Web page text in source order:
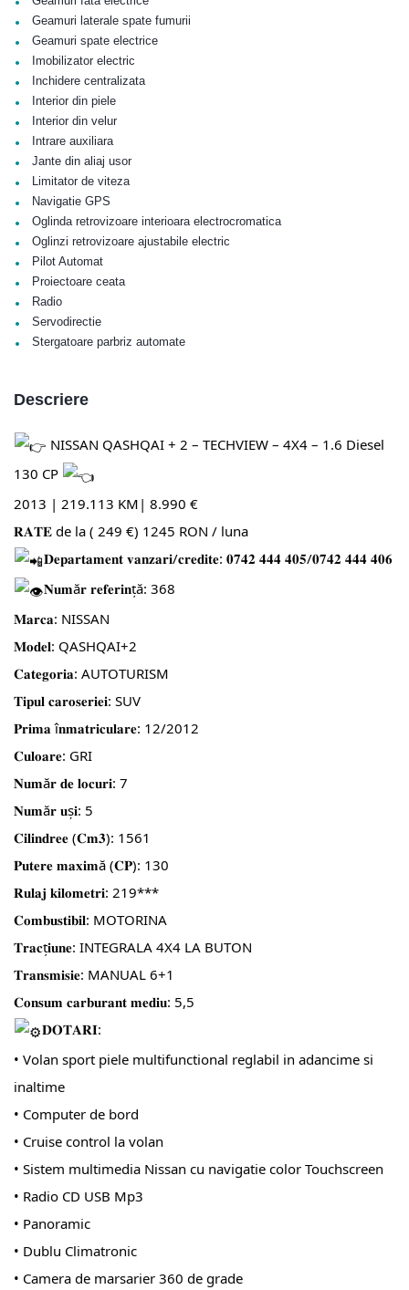
• Geamuri laterale spate fumurii
• Geamuri spate electrice
• Imobilizator electric
• Inchidere centralizata
• Interior din piele
• Interior din velur
• Intrare auxiliara
• Jante din aliaj usor
• Limitator de viteza
• Navigatie GPS
• Oglinda retrovizoare interioara electrocromatica
• Oglinzi retrovizoare ajustabile electric
• Pilot Automat
• Proiectoare ceata
• Radio
• Servodirectie
• Stergatoare parbriz automate
Descriere
NISSAN QASHQAI + 2 – TECHVIEW – 4X4 – 1.6 Diesel
130 CP
2013 | 219.113 KM| 8.990 €
𝐑𝐀𝐓𝐄 de la ( 249 €) 1245 RON / luna
𝐃𝐞𝐩𝐚𝐫𝐭𝐚𝐦𝐞𝐧𝐭 𝐯𝐚𝐧𝐳𝐚𝐫𝐢/𝐜𝐫𝐞𝐝𝐢𝐭𝐞: 𝟎𝟕𝟒𝟐 𝟒𝟒𝟒 𝟒𝟎𝟓/𝟎𝟕𝟒𝟐 𝟒𝟒𝟒 𝟒𝟎𝟔
𝐍𝐮𝐦ă𝐫 𝐫𝐞𝐟𝐞𝐫𝐢𝐧ță: 368
𝐌𝐚𝐫𝐜𝐚: NISSAN
𝐌𝐨𝐝𝐞𝐥: QASHQAI+2
𝐂𝐚𝐭𝐞𝐠𝐨𝐫𝐢𝐚: AUTOTURISM
𝐓𝐢𝐩𝐮𝐥 𝐜𝐚𝐫𝐨𝐬𝐞𝐫𝐢𝐞𝐢: SUV
𝐏𝐫𝐢𝐦𝐚 î𝐧𝐦𝐚𝐭𝐫𝐢𝐜𝐮𝐥𝐚𝐫𝐞: 12/2012
𝐂𝐮𝐥𝐨𝐚𝐫𝐞: GRI
𝐍𝐮𝐦ă𝐫 𝐝𝐞 𝐥𝐨𝐜𝐮𝐫𝐢: 7
𝐍𝐮𝐦ă𝐫 𝐮ș𝐢: 5
𝐂𝐢𝐥𝐢𝐧𝐝𝐫𝐞𝐞 (𝐂𝐦𝟑): 1561
𝐏𝐮𝐭𝐞𝐫𝐞 𝐦𝐚𝐱𝐢𝐦ă (𝐂𝐏): 130
𝐑𝐮𝐥𝐚𝐣 𝐤𝐢𝐥𝐨𝐦𝐞𝐭𝐫𝐢: 219***
𝐂𝐨𝐦𝐛𝐮𝐬𝐭𝐢𝐛𝐢𝐥: MOTORINA
𝐓𝐫𝐚𝐜ț𝐢𝐮𝐧𝐞: INTEGRALA 4X4 LA BUTON
𝐓𝐫𝐚𝐧𝐬𝐦𝐢𝐬𝐢𝐞: MANUAL 6+1
𝐂𝐨𝐧𝐬𝐮𝐦 𝐜𝐚𝐫𝐛𝐮𝐫𝐚𝐧𝐭 𝐦𝐞𝐝𝐢𝐮: 5,5
𝐃𝐎𝐓𝐀𝐑𝐈:
• Volan sport piele multifunctional reglabil in adancime si
inaltime
• Computer de bord
• Cruise control la volan
• Sistem multimedia Nissan cu navigatie color Touchscreen
• Radio CD USB Mp3
• Panoramic
• Dublu Climatronic
• Camera de marsarier 360 de grade